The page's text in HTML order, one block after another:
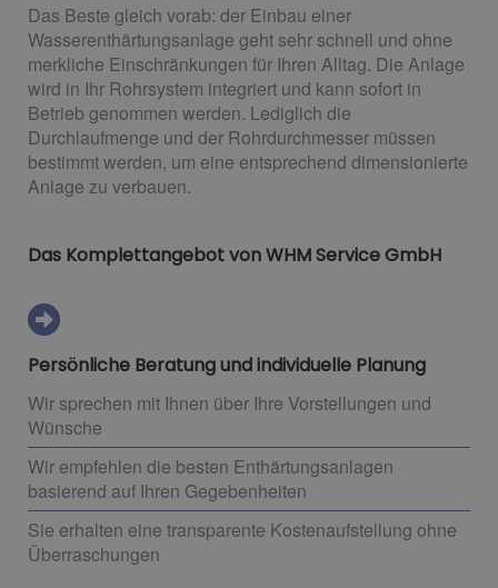
Das Beste gleich vorab: der Einbau einer
Wasserenthärtungsanlage geht sehr schnell und ohne
merkliche Einschränkungen für Ihren Alltag. Die Anlage
wird in Ihr Rohrsystem integriert und kann sofort in
Betrieb genommen werden. Lediglich die
Durchlaufmenge und der Rohrdurchmesser müssen
bestimmt werden, um eine entsprechend dimensionierte
Anlage zu verbauen.
Das Komplettangebot von WHM Service GmbH
Persönliche Beratung und individuelle Planung
Wir sprechen mit Ihnen über Ihre Vorstellungen und
Wünsche
Wir empfehlen die besten Enthärtungsanlagen
basierend auf Ihren Gegebenheiten
Sie erhalten eine transparente Kostenaufstellung ohne
Überraschungen